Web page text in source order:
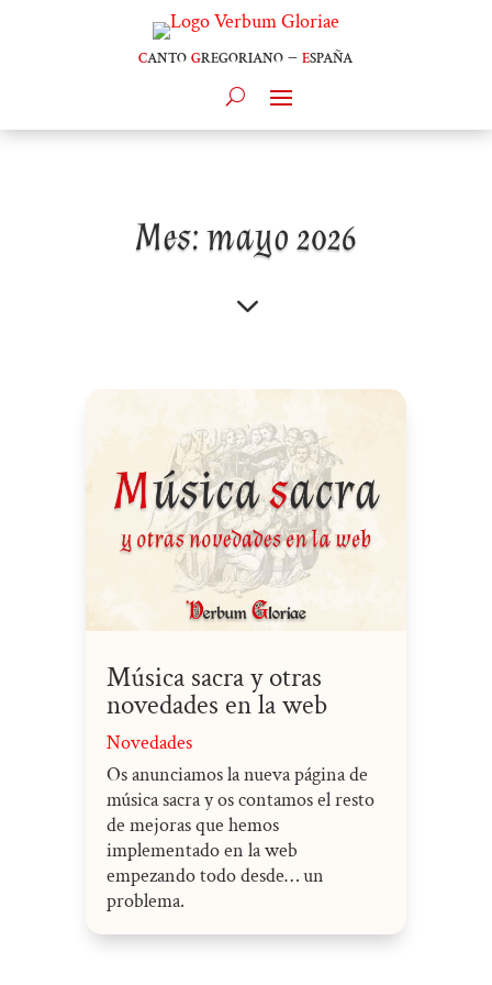
cantogregoriano –españa
Mes:mayo 2026
3
Música sacra y otras
novedades en la web
Novedades
Os anunciamos la nueva página de
música sacra y os contamos el resto
de mejoras que hemos
implementado en la web
empezando todo desde… un
problema.